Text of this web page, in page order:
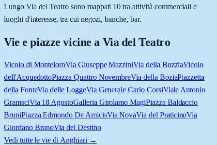
Lungo Via del Teatro sono mappati 10 tra attività commerciali e
luoghi d'interesse, tra cui negozi, banche, bar.
Vie e piazze vicine a Via del Teatro
Vicolo di MonteloroVia Giuseppe MazziniVia della BozziaVicolo
dell'AcquedottoPiazza Quattro NovembreVia della BoziaPiazzetta
della FonteVia delle LoggeVia Generale Carlo CorsiViale Antonio
GramsciVia 18 AgostoGalleria Girolamo MagiPiazza Baldaccio
BruniPiazza Edmondo De AmicisVia NovaVia del PraticinoVia
Giordano BrunoVia del Destino
Vedi tutte le vie di Anghiari →